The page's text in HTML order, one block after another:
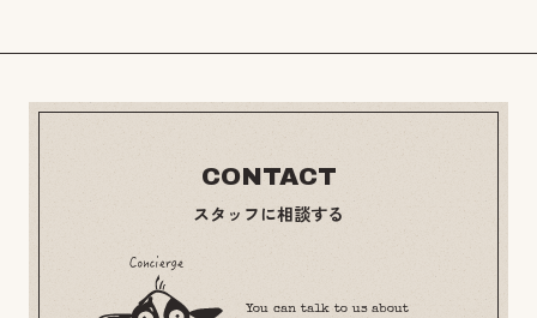
CONTACT
スタッフに相談する
You can talk to us about